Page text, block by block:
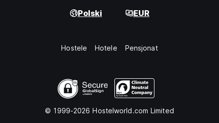
Polski EUR
Hostele Hotele Pensjonat
© 1999-2026 Hostelworld.com Limited